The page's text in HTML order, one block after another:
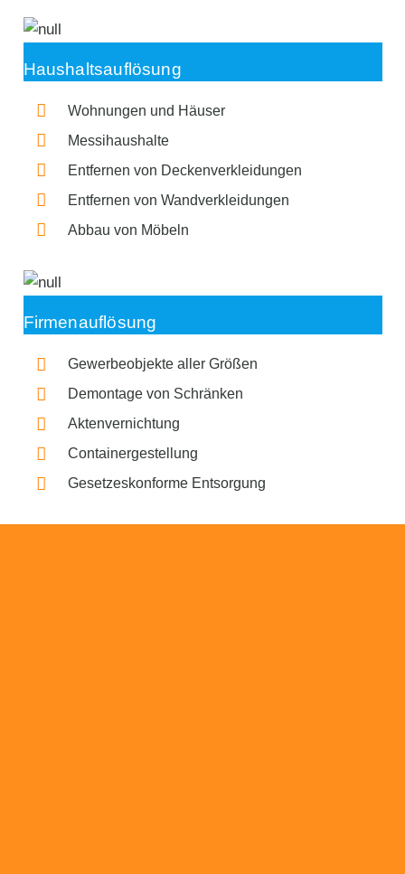
Haushaltsauflösung
Wohnungen und Häuser
Messihaushalte
Entfernen von Deckenverkleidungen
Entfernen von Wandverkleidungen
Abbau von Möbeln
Firmenauflösung
Gewerbeobjekte aller Größen
Demontage von Schränken
Aktenvernichtung
Containergestellung
Gesetzeskonforme Entsorgung